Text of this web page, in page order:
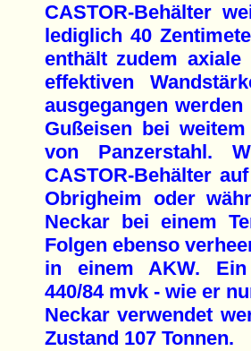
CASTOR-Behälter
lediglich 40
enthält zudem
effektiven
ausgegangen
Gußeisen bei
von Panzerstahl.
CASTOR-Behälter
Obrigheim oder
Neckar bei einem
Folgen ebenso
in einem AKW. Ein
440/84 mvk - wie er
Neckar verwendet
Zustand 107 Tonnen.